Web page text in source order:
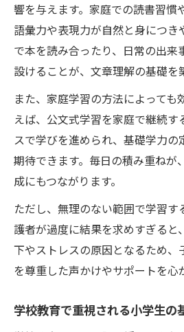
公文式と他社学習法の
方
響を与えます。家庭での読書習慣
語彙力や表現力が自然と身につき
で本を読み合ったり、日常の出来
設けることが、文章理解の基礎を
また、家庭学習の方法によっても
えば、公文式学習を家庭で継続す
スで学びを進められ、基礎学力の
期待できます。毎日の積み重ねが
成にもつながります。
ただし、無理のない範囲で学習す
護者が過度に結果を求めすぎると
下やストレスの原因となるため、
を尊重した声かけやサポートを心
学校教育で重視される小学生の